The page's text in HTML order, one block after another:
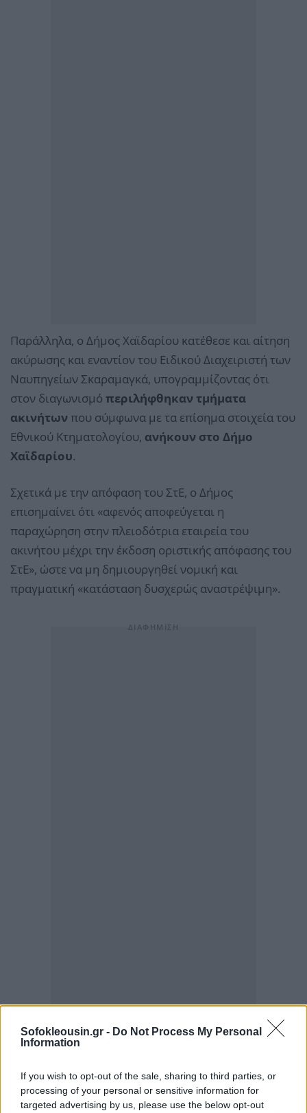
Sofokleousin.gr - Do Not Process My Personal
Information
If you wish to opt-out of the sale, sharing to third parties, or
processing of your personal or sensitive information for
targeted advertising by us, please use the below opt-out
Παράλληλα, ο Δήμος Χαϊδαρίου κατέθεσε και αίτηση
ακύρωσης και εναντίον του Ειδικού Διαχειριστή των
Ναυπηγείων Σκαραμαγκά, υπογραμμίζοντας ότι
στον διαγωνισμό περιλήφθηκαν τμήματα
ακινήτων που σύμφωνα με τα επίσημα στοιχεία του
Εθνικού Κτηματολογίου, ανήκουν στο Δήμο
Χαϊδαρίου.
Σχετικά με την απόφαση του ΣτΕ, ο Δήμος
επισημαίνει ότι «αφενός αποφεύγεται η
παραχώρηση στην πλειοδότρια εταιρεία του
ακινήτου μέχρι την έκδοση οριστικής απόφασης του
ΣτΕ», ώστε να μη δημιουργηθεί νομική και
πραγματική «κατάσταση δυσχερώς αναστρέψιμη».